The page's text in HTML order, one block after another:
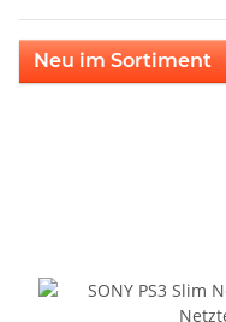
Neu im Sortiment